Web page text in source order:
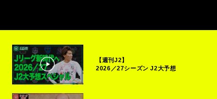
【週刊J2】
2026／27シーズン J2大予想